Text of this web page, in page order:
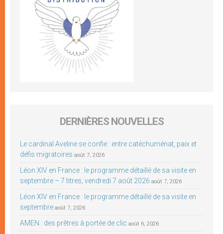
DERNIÈRES NOUVELLES
Le cardinal Aveline se confie : entre catéchuménat, paix et
défis migratoires août 7, 2026
Léon XIV en France : le programme détaillé de sa visite en
septembre – 7 titres, vendredi 7 août 2026 août 7, 2026
Léon XIV en France : le programme détaillé de sa visite en
septembre août 7, 2026
AMEN : des prêtres à portée de clic août 6, 2026